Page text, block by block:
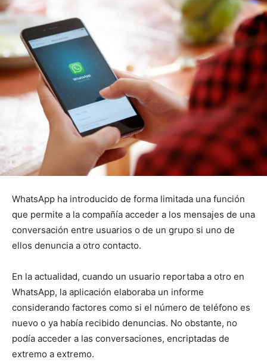
WhatsApp ha introducido de forma limitada una función
que permite a la compañía acceder a los mensajes de una
conversación entre usuarios o de un grupo si uno de
ellos denuncia a otro contacto.
En la actualidad, cuando un usuario reportaba a otro en
WhatsApp, la aplicación elaboraba un informe
considerando factores como si el número de teléfono es
nuevo o ya había recibido denuncias. No obstante, no
podía acceder a las conversaciones, encriptadas de
extremo a extremo.